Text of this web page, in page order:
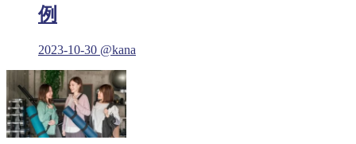
例
2023-10-30 @kana